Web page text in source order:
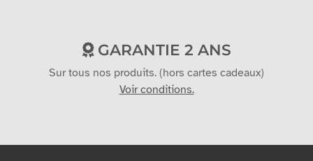
GARANTIE 2 ANS
Sur tous nos produits. (hors cartes cadeaux)
Voir conditions.